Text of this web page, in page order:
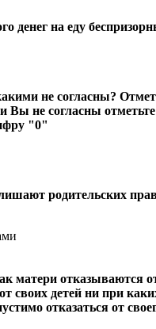
денег на еду
не согласны?
не согласны
"0"
родительских
матери отказываются
детей ни при
отказаться от